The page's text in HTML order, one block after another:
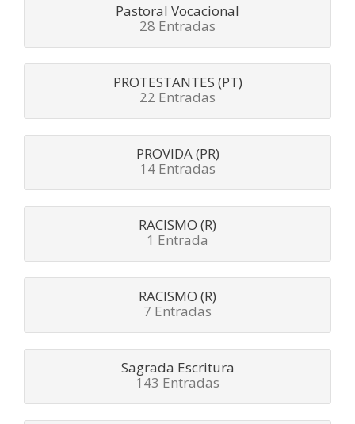
Pastoral Vocacional
28 Entradas
PROTESTANTES (PT)
22 Entradas
PROVIDA (PR)
14 Entradas
RACISMO (R)
1 Entrada
RACISMO (R)
7 Entradas
Sagrada Escritura
143 Entradas